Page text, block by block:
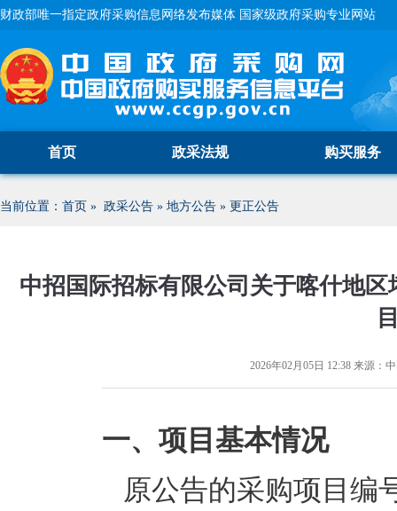
财政部唯一指定政府采购信息网络发布媒体 国家级政府采购专业网站
首页 政采法规 购买服务
当前位置： 首页 » 政采公告 » 地方公告 » 更正公告
中招国际招标有限公司关于喀什地
2026年02月05日 12:38 来源：
一、项目基本情况
原公告的采购项目编